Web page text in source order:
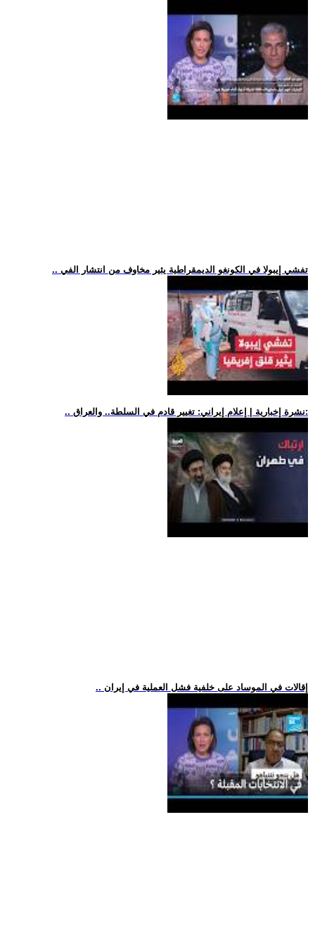
.. تفشي إيبولا في الكونغو الديمقراطية يثير مخاوف من انتشار الفي
.. نشرة إخبارية | إعلام إيراني: تغيير قادم في السلطة.. والعراق:
.. إقالات في الموساد على خلفية فشل العملية في إيران